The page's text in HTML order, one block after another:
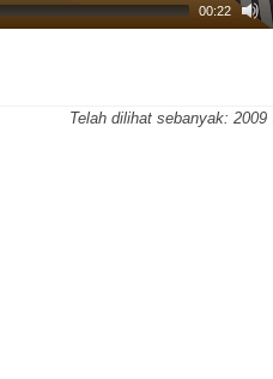
00:22
Telah dilihat sebanyak: 2009